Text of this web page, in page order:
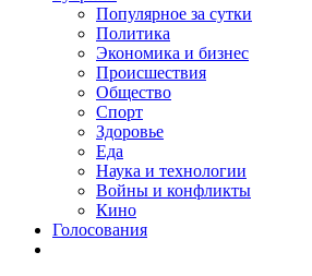
Популярное за сутки
Политика
Экономика и бизнес
Происшествия
Общество
Спорт
Здоровье
Еда
Наука и технологии
Войны и конфликты
Кино
Голосования